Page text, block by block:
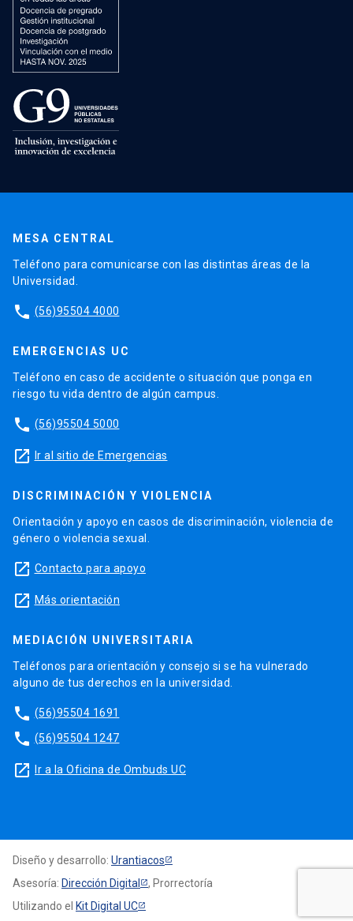
MESA CENTRAL
Teléfono para comunicarse con las distintas áreas de la
Universidad.
phone (56)95504 4000
EMERGENCIAS UC
Teléfono en caso de accidente o situación que ponga en
riesgo tu vida dentro de algún campus.
phone (56)95504 5000
launch Ir al sitio de Emergencias
DISCRIMINACIÓN Y VIOLENCIA
Orientación y apoyo en casos de discriminación, violencia de
género o violencia sexual.
launch Contacto para apoyo
launch Más orientación
MEDIACIÓN UNIVERSITARIA
Teléfonos para orientación y consejo si se ha vulnerado
alguno de tus derechos en la universidad.
phone (56)95504 1691
phone (56)95504 1247
launch Ir a la Oficina de Ombuds UC
Diseño y desarrollo: Urantiacos
Asesoría: Dirección Digital
, Prorrectoría
Utilizando el Kit Digital UC